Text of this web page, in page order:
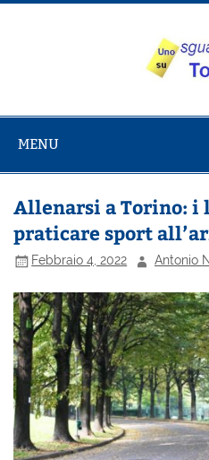
Salta
MENU
Allenarsi a Torino: i
praticare sport
Febbraio 4, 2022 Antonio